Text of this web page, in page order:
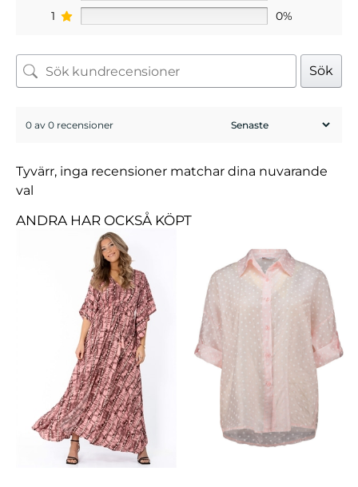
1
0%
Sök
0 av 0 recensioner
Tyvärr, inga recensioner matchar dina nuvarande
val
ANDRA HAR OCKSÅ KÖPT